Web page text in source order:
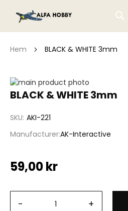
Hem BLACK & WHITE 3mm
BLACK & WHITE 3mm
SKU AKI-221
ManufacturerAK-Interactive
59,00 kr
- +
Hoppa
till
bildgalleriet
Hoppa
av
bildgalleriet